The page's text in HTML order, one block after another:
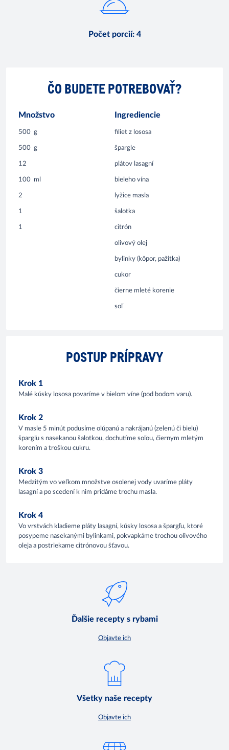
Počet porcií: 4
ČO BUDETE POTREBOVAŤ?
Množstvo Ingrediencie
500 g filiet z lososa
500 g špargle
12 plátov lasagní
100 ml bieleho vína
2 lyžice masla
1 šalotka
1 citrón
olivový olej
bylinky (kôpor, pažitka)
cukor
čierne mleté korenie
soľ
POSTUP PRÍPRAVY
Krok 1
Malé kúsky lososa povaríme v bielom víne (pod bodom varu).
Krok 2
V masle 5 minút podusíme olúpanú a nakrájanú (zelenú či bielu)
špargľu s nasekanou šalotkou, dochutíme soľou, čiernym mletým
korením a troškou cukru.
Krok 3
Medzitým vo veľkom množstve osolenej vody uvaríme pláty
lasagní a po scedení k nim pridáme trochu masla.
Krok 4
Vo vrstvách kladieme pláty lasagní, kúsky lososa a špargľu, ktoré
posypeme nasekanými bylinkami, pokvapkáme trochou olivového
oleja a postriekame citrónovou šťavou.
Ďalšie recepty s rybami
Objavte ich
Všetky naše recepty
Objavte ich